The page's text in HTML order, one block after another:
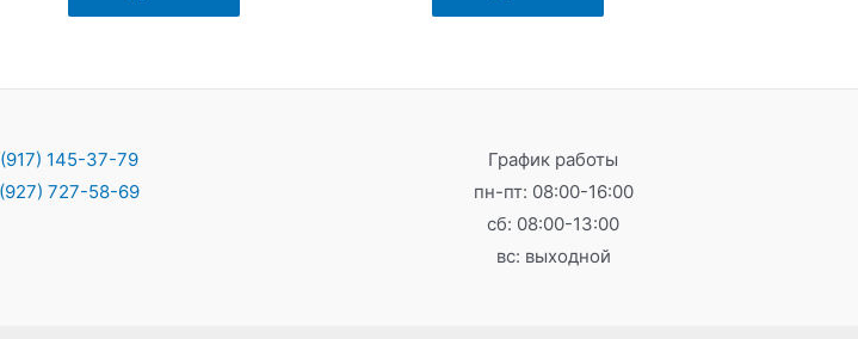
145-37-79
727-58-69
График работы
пн-пт: 08:00-16:00
сб: 08:00-13:00
вс: выходной